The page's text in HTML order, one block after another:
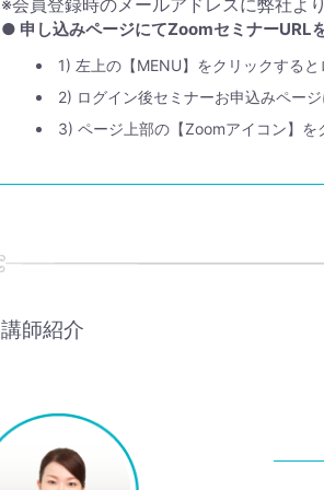
● 申し込みページにてZoomセミナーURL
1) 左上の【MENU】をクリックする
2) ログイン後セミナーお申込みペー
3) ページ上部の【Zoomアイコン】を
講師紹介